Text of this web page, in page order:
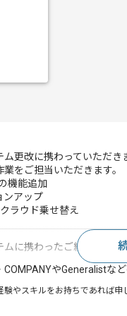
ム更改に携わっていただき
業をご担当いただきます。
機能追加
ンアップ
ラウド乗せ替え
ムに携わったご経験
COMPANYやGeneralistな
やスキルをお持ちであれば申